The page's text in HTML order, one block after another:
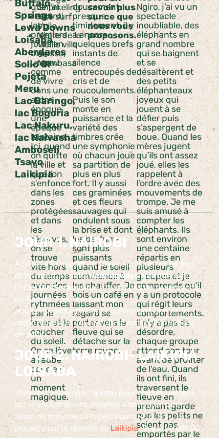
Buffalo
Springs
Lewa Downs
Loisaba
Aberdares
Solio Ol
Pejeta
Meru
Lac Baringo,
lac Bogoria
Lac Nakuru,
lac Naivasha
Amboseli
Tsavo
Laikipia
Snorkeling
Kite surf
Voile
Visite de la
vieille ville
de
Mombasa
savoir plus
sur ce que
nous vous
proposons.
que j’ai
ressenti
les
premiers
jours en
brousse,
un peu
comme
de vivre
dans une
autre
époque,
une
époque
lointaine.
Ici, quand
on quitte
la ville et
que l’on
s’enfonce
dans les
zones
protégées
et dans
les
réserves,
on se
trouve
vite hors
du temps
avec des
journées
rythmées
par le
lever et le
coucher
du soleil.
On se lève
à l’aube
car c’est
un
moment
magique.
doucement,
presque
timidement, il y
a encore
quelques brefs
instants de
silence
entrecoupés de
cris et de
roucoulements.
Puis le son
monte en
puissance et la
variété des
timbres crée
une symphonie
où chacun joue
sa partition de
plus en plus
fort. Il y aussi
ces graminées
et ces fleurs
sauvages qui
ondulent sous
la brise et dont
les parfums
sont plus
puissants
quand le soleil
commence à
les chauffer. Je
bois un café en
laissant mon
regard se
porter vers le
fleuve qui se
détache sur la
terre rouge.
Ngiro, j’ai vu un
spectacle
inoubliable, des
éléphants en
grand nombre
qui se baignent
et se
désaltèrent et
des petits
éléphanteaux
joyeux qui
jouent à se
défier puis
s’aspergent de
boue. Quand les
mères jugent
qu’ils ont assez
joué, elles les
rappelent à
l’ordre avec des
mouvements de
trompe. Je me
suis amusé à
compter les
éléphants. Ils
sont environ
une centaine
répartis en
plusieurs
groupes et je
comprends qu’il
y a un protocole
qui régit leurs
comportements.
Il n’y a pas de
désordre,
chaque groupe
attend son tour
avant de profiter
de l’eau. Quand
ils ont fini, ils
traversent le
fleuve en
prenant garde
que les petits ne
soient pas
emportés par le
JOUR 1. NAIROBI
Accueil à l’aéroport en soirée après un vol de jour,
et transfert à l’hôtelHemingways Nairobiou à
l’hôtelOle Serenisitué à 10mn des deux aéroports
de Nairobi. Très bon service.
Nous pouvons également prévoir une arrivée le
matin (après un vol de nuit) et partir directement
en safari.
JOUR 2. NAIROBI- LAIKIPIA
LOISABA
Transfert à l’aéroport Wilson pour embarquement
sur le volSafari Link Aviationà bord d’un petit
avion de brousse de type Cessna (4, 6, 8 ou 12
places) pour la réserve deLaikipia. Départ à 08h00,